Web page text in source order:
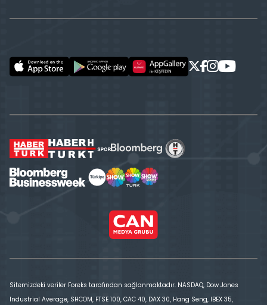
Sitemizdeki veriler Foreks tarafından sağlanmaktadır. NASDAQ, Dow Jones
Industrial Average, SHCOM, FTSE 100, CAC 40, DAX 30, Hang Seng, IBEX 35,